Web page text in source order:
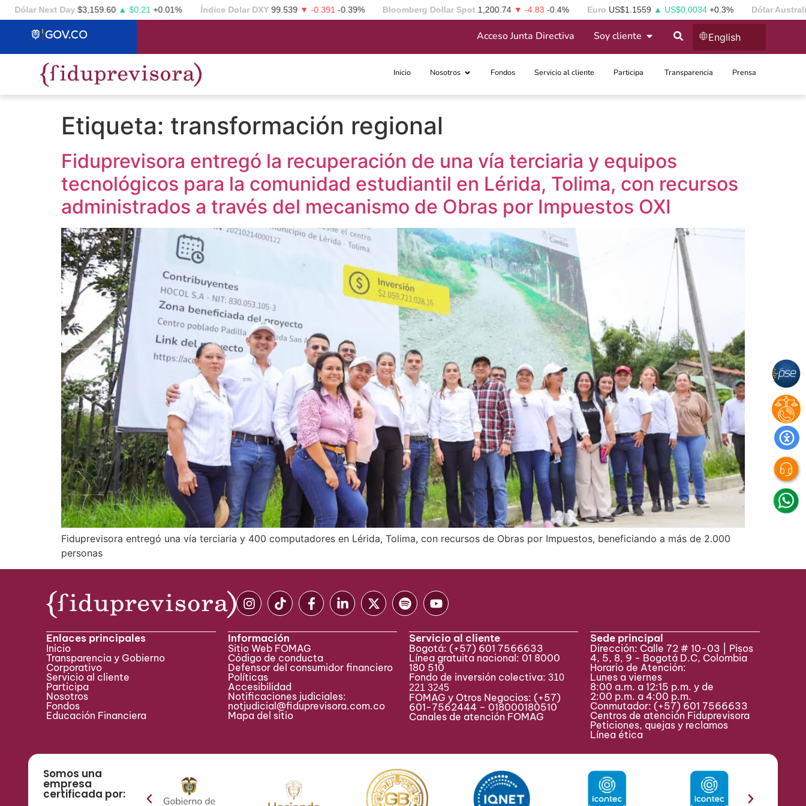
Next Day $3,159.60 ▲ $0.21+0.01% Índice Dolar DXY 99.539 ▼ -0.391-0.39% Bloomberg Dollar Spot 1,200.74 ▼ -4.83-0.4% Euro US$1.1559 ▲ US$0.0034+0.3% Dólar Australiano
Acceso Junta Directiva Soy cliente English
Inicio Nosotros Fondos Servicio al cliente Participa ​ Transparencia Prensa
Etiqueta: transformación regional
Fiduprevisora entregó la recuperación de una vía terciaria y equipos
tecnológicos para la comunidad estudiantil en Lérida, Tolima, con recursos
administrados a través del mecanismo de Obras por Impuestos OXI
Fiduprevisora entregó una vía terciaria y 400 computadores en Lérida, Tolima, con recursos de Obras por Impuestos, beneficiando a más de 2.000
personas
Enlaces principales
Inicio
Transparencia y Gobierno
Corporativo
Servicio al cliente
Participa ​
Nosotros
Fondos
Educación Financiera
Información
Sitio Web FOMAG
Código de conducta
Defensor del consumidor financiero
Políticas
Accesibilidad
Notificaciones judiciales:
notjudicial@fiduprevisora.com.co
Mapa del sitio
Servicio al cliente
Bogotá: (+57) 601 7566633
Línea gratuita nacional: 01 8000
180 510
Fondo de inversión colectiva: 310
221 3245
FOMAG y Otros Negocios: (+57)
601-7562444 – 018000180510
Canales de atención FOMAG
Sede principal
Dirección: Calle 72 # 10-03 | Pisos
4, 5, 8, 9 - Bogotá D.C, Colombia
Horario de Atención:
Lunes a viernes
8:00 a.m. a 12:15 p.m. y de
2:00 p.m. a 4:00 p.m.
Conmutador: (+57) 601 7566633
Centros de atención Fiduprevisora
Peticiones, quejas y reclamos
Línea ética
Somos una
empresa
certificada por: